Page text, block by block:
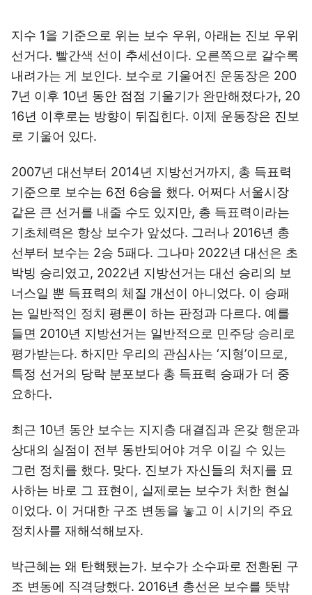
지수 1을 기준으로 위는 보수 우위, 아래는 진보 우위
선거다. 빨간색 선이 추세선이다. 오른쪽으로 갈수록
내려가는 게 보인다. 보수로 기울어진 운동장은 200
7년 이후 10년 동안 점점 기울기가 완만해졌다가, 20
16년 이후로는 방향이 뒤집힌다. 이제 운동장은 진보
로 기울어 있다.
2007년 대선부터 2014년 지방선거까지, 총 득표력
기준으로 보수는 6전 6승을 했다. 어쩌다 서울시장
같은 큰 선거를 내줄 수도 있지만, 총 득표력이라는
기초체력은 항상 보수가 앞섰다. 그러나 2016년 총
선부터 보수는 2승 5패다. 그나마 2022년 대선은 초
박빙 승리였고, 2022년 지방선거는 대선 승리의 보
너스일 뿐 득표력의 체질 개선이 아니었다. 이 승패
는 일반적인 정치 평론이 하는 판정과 다르다. 예를
들면 2010년 지방선거는 일반적으로 민주당 승리로
평가받는다. 하지만 우리의 관심사는 ‘지형’이므로,
특정 선거의 당락 분포보다 총 득표력 승패가 더 중
요하다.
최근 10년 동안 보수는 지지층 대결집과 온갖 행운과
상대의 실점이 전부 동반되어야 겨우 이길 수 있는
그런 정치를 했다. 맞다. 진보가 자신들의 처지를 묘
사하는 바로 그 표현이, 실제로는 보수가 처한 현실
이었다. 이 거대한 구조 변동을 놓고 이 시기의 주요
정치사를 재해석해보자.
박근혜는 왜 탄핵됐는가. 보수가 소수파로 전환된 구
조 변동에 직격당했다. 2016년 총선은 보수를 뜻밖